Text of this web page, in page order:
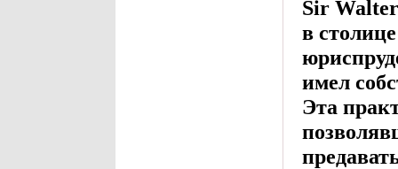
Sir Walter
в
имел
Эта